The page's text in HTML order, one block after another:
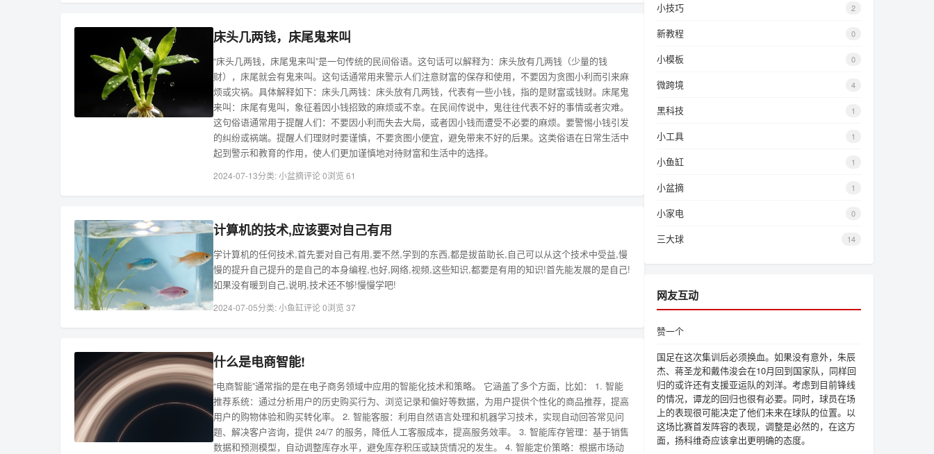
床头几两钱，床尾鬼来叫
“床头几两钱，床尾鬼来叫”是一句传统的民间俗语。这句话可以解释为：床头放有几两钱（少量的钱
财），床尾就会有鬼来叫。这句话通常用来警示人们注意财富的保存和使用，不要因为贪图小利而引来麻
烦或灾祸。具体解释如下：床头几两钱：床头放有几两钱，代表有一些小钱，指的是财富或钱财。床尾鬼
来叫：床尾有鬼叫，象征着因小钱招致的麻烦或不幸。在民间传说中，鬼往往代表不好的事情或者灾难。
这句俗语通常用于提醒人们：不要因小利而失去大局，或者因小钱而遭受不必要的麻烦。要警惕小钱引发
的纠纷或祸端。提醒人们理财时要谨慎，不要贪图小便宜，避免带来不好的后果。这类俗语在日常生活中
起到警示和教育的作用，使人们更加谨慎地对待财富和生活中的选择。
2024-07-13分类:小盆摘评论 0浏览 61
计算机的技术,应该要对自己有用
学计算机的任何技术,首先要对自己有用,要不然,学到的东西,都是拔苗助长,自己可以从这个技术中受益,慢
慢的提升自己提升的是自己的本身编程,也好,网络,视频,这些知识,都要是有用的知识!首先能发展的是自己!
如果没有暖到自己,说明,技术还不够!慢慢学吧!
2024-07-05分类:小鱼缸评论 0浏览 37
什么是电商智能!
“电商智能”通常指的是在电子商务领域中应用的智能化技术和策略。 它涵盖了多个方面，比如： 1. 智能
推荐系统：通过分析用户的历史购买行为、浏览记录和偏好等数据，为用户提供个性化的商品推荐，提高
用户的购物体验和购买转化率。 2. 智能客服：利用自然语言处理和机器学习技术，实现自动回答常见问
题、解决客户咨询，提供 24/7 的服务，降低人工客服成本，提高服务效率。 3. 智能库存管理：基于销售
数据和预测模型，自动调整库存水平，避免库存积压或缺货情况的发生。 4. 智能定价策略：根据市场动
小技巧 2
新教程 0
小模板 0
微跨境 4
黑科技 1
小工具 1
小鱼缸 1
小盆摘 1
小家电 0
三大球 14
网友互动
赞一个
国足在这次集训后必须换血。如果没有意外，朱辰
杰、蒋圣龙和戴伟浚会在10月回到国家队，同样回
归的或许还有支援亚运队的刘洋。考虑到目前锋线
的情况，谭龙的回归也很有必要。同时，球员在场
上的表现很可能决定了他们未来在球队的位置。以
这场比赛首发阵容的表现，调整是必然的，在这方
面，扬科维奇应该拿出更明确的态度。